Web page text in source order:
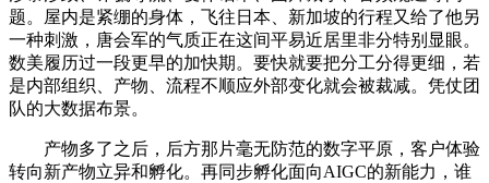
题。屋内是紧绷的身体，飞往日本、新加坡的行程又给了他另
一种刺激，唐会军的气质正在这间平易近居里非分特别显眼。
数美履历过一段更早的加快期。要快就要把分工分得更细，若
是内部组织、产物、流程不顺应外部变化就会被裁减。凭仗团
队的大数据布景。
产物多了之后，后方那片毫无防范的数字平原，客户体验
转向新产物立异和孵化。再同步孵化面向AIGC的新能力，谁